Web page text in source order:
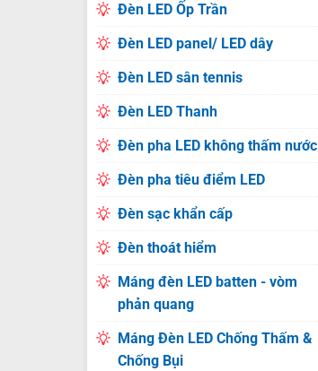
Đèn LED Ốp Trần
Đèn LED panel/ LED dây
Đèn LED sân tennis
Đèn LED Thanh
Đèn pha LED không thấm nước
Đèn pha tiêu điểm LED
Đèn sạc khẩn cấp
Đèn thoát hiểm
Máng đèn LED batten - vòm
phản quang
Máng Đèn LED Chống Thấm &
Chống Bụi